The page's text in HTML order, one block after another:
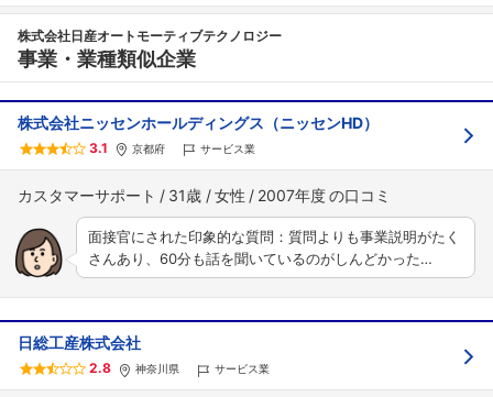
株式会社日産オートモーティブテクノロジー
事業・業種類似企業
株式会社ニッセンホールディングス（ニッセンHD）
3.1 京都府 サービス業
カスタマーサポート 31歳 女性 2007年度
面接官にされた印象的な質問：質問よりも事業説明がたく
さんあり、60分も話を聞いているのがしんどかった…
日総工産株式会社
2.8 神奈川県 サービス業